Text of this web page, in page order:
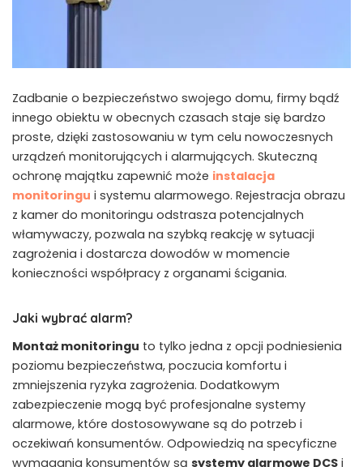
Zadbanie o bezpieczeństwo swojego domu, firmy bądź
innego obiektu w obecnych czasach staje się bardzo
proste, dzięki zastosowaniu w tym celu nowoczesnych
urządzeń monitorujących i alarmujących. Skuteczną
ochronę majątku zapewnić może instalacja
monitoringu i systemu alarmowego. Rejestracja obrazu
z kamer do monitoringu odstrasza potencjalnych
włamywaczy, pozwala na szybką reakcję w sytuacji
zagrożenia i dostarcza dowodów w momencie
konieczności współpracy z organami ścigania.
Jaki wybrać alarm?
Montaż monitoringu to tylko jedna z opcji podniesienia
poziomu bezpieczeństwa, poczucia komfortu i
zmniejszenia ryzyka zagrożenia. Dodatkowym
zabezpieczenie mogą być profesjonalne systemy
alarmowe, które dostosowywane są do potrzeb i
oczekiwań konsumentów. Odpowiedzią na specyficzne
wymagania konsumentów są systemy alarmowe DCS i